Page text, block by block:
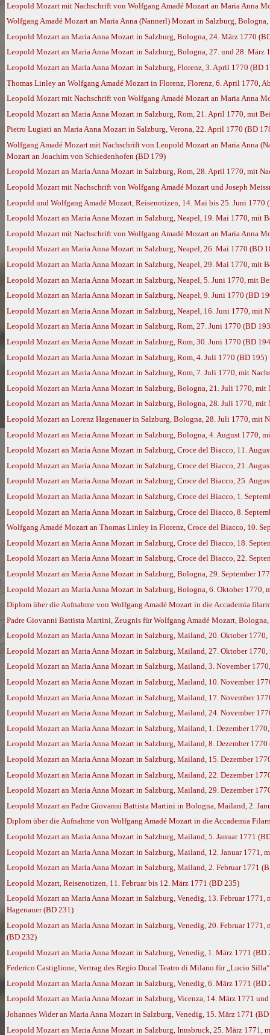
Leopold Mozart mit Nachschrift von Wolfgang Amadé Mozart an Maria Anna
Wolfgang Amadé Mozart an Maria Anna (Nannerl) Mozart in Salzburg,
Leopold Mozart an Maria Anna Mozart in Salzburg, Bologna, 24. März 1770
Leopold Mozart an Maria Anna Mozart in Salzburg, Bologna, 27. und 28. März
Leopold Mozart an Maria Anna Mozart in Salzburg, Florenz, 3. April 1770 (BD
Thomas Linley an Wolfgang Amadé Mozart in Florenz, Florenz, 6. April 1770,
Leopold Mozart mit Nachschrift von Wolfgang Amadé Mozart an Maria Anna
Leopold Mozart an Maria Anna Mozart in Salzburg, Rom, 21. April 1770, mit
Pietro Lugiati an Maria Anna Mozart in Salzburg, Verona, 22. April 1770 (BD
Wolfgang Amadé Mozart mit Nachschrift von Leopold Mozart an Maria Anna
Mozart an Joachim von Schiedenhofen (BD 179)
Leopold Mozart an Maria Anna Mozart in Salzburg, Rom, 28. April 1770, mit
Leopold Mozart mit Nachschrift von Wolfgang Amadé Mozart und Joseph
Leopold und Wolfgang Amadé Mozart, Reisenotizen, 14. Mai bis 25. Juni 1770
Leopold Mozart an Maria Anna Mozart in Salzburg, Neapel, 19. Mai 1770, mit
Leopold Mozart mit Nachschrift von Wolfgang Amadé Mozart an Maria Anna
Leopold Mozart an Maria Anna Mozart in Salzburg, Neapel, 26. Mai 1770 (BD
Leopold Mozart an Maria Anna Mozart in Salzburg, Neapel, 29. Mai 1770, mit
Leopold Mozart an Maria Anna Mozart in Salzburg, Neapel, 5. Juni 1770, mit
Leopold Mozart an Maria Anna Mozart in Salzburg, Neapel, 9. Juni 1770 (BD
Leopold Mozart an Maria Anna Mozart in Salzburg, Neapel, 16. Juni 1770, mit
Leopold Mozart an Maria Anna Mozart in Salzburg, Rom, 27. Juni 1770 (BD
Leopold Mozart an Maria Anna Mozart in Salzburg, Rom, 30. Juni 1770 (BD
Leopold Mozart an Maria Anna Mozart in Salzburg, Rom, 4. Juli 1770 (BD 195)
Leopold Mozart an Maria Anna Mozart in Salzburg, Rom, 7. Juli 1770, mit
Leopold Mozart an Maria Anna Mozart in Salzburg, Bologna, 21. Juli 1770,
Leopold Mozart an Maria Anna Mozart in Salzburg, Bologna, 28. Juli 1770,
Leopold Mozart an Lorenz Hagenauer in Salzburg, Bologna, 28. Juli 1770, mit
Leopold Mozart an Maria Anna Mozart in Salzburg, Bologna, 4. August 1770,
Leopold Mozart an Maria Anna Mozart in Salzburg, Croce del Biacco, 11.
Leopold Mozart an Maria Anna Mozart in Salzburg, Croce del Biacco, 21.
Leopold Mozart an Maria Anna Mozart in Salzburg, Croce del Biacco, 25.
Leopold Mozart an Maria Anna Mozart in Salzburg, Croce del Biacco, 1.
Leopold Mozart an Maria Anna Mozart in Salzburg, Croce del Biacco, 8.
Wolfgang Amadé Mozart an Thomas Linley in Florenz, Croce del Biacco, 10.
Leopold Mozart an Maria Anna Mozart in Salzburg, Croce del Biacco, 18.
Leopold Mozart an Maria Anna Mozart in Salzburg, Croce del Biacco, 22.
Leopold Mozart an Maria Anna Mozart in Salzburg, Bologna, 29. September
Leopold Mozart an Maria Anna Mozart in Salzburg, Bologna, 6. Oktober
Diplom über die Aufnahme von Wolfgang Amadé Mozart in die Accademia
Padre Giovanni Battista Martini, Zeugnis für Wolfgang Amadé Mozart,
Leopold Mozart an Maria Anna Mozart in Salzburg, Mailand, 20. Oktober
Leopold Mozart an Maria Anna Mozart in Salzburg, Mailand, 27. Oktober
Leopold Mozart an Maria Anna Mozart in Salzburg, Mailand, 3. November
Leopold Mozart an Maria Anna Mozart in Salzburg, Mailand, 10. November
Leopold Mozart an Maria Anna Mozart in Salzburg, Mailand, 17. November
Leopold Mozart an Maria Anna Mozart in Salzburg, Mailand, 24. November
Leopold Mozart an Maria Anna Mozart in Salzburg, Mailand, 1. Dezember
Leopold Mozart an Maria Anna Mozart in Salzburg, Mailand, 8. Dezember 1770
Leopold Mozart an Maria Anna Mozart in Salzburg, Mailand, 15. Dezember
Leopold Mozart an Maria Anna Mozart in Salzburg, Mailand, 22. Dezember
Leopold Mozart an Maria Anna Mozart in Salzburg, Mailand, 29. Dezember
Leopold Mozart an Padre Giovanni Battista Martini in Bologna, Mailand, 2.
Diplom über die Aufnahme von Wolfgang Amadé Mozart in die Accademia
Leopold Mozart an Maria Anna Mozart in Salzburg, Mailand, 5. Januar 1771
Leopold Mozart an Maria Anna Mozart in Salzburg, Mailand, 12. Januar 1771,
Leopold Mozart an Maria Anna Mozart in Salzburg, Mailand, 2. Februar 1771
Leopold Mozart, Reisenotizen, 11. Februar bis 12. März 1771 (BD 235)
Leopold Mozart an Maria Anna Mozart in Salzburg, Venedig, 13. Februar
Hagenauer (BD 231)
Leopold Mozart an Maria Anna Mozart in Salzburg, Venedig, 20. Februar
(BD 232)
Leopold Mozart an Maria Anna Mozart in Salzburg, Venedig, 1. März 1771 (BD
Federico Castiglione, Vertrag des Regio Ducal Teatro di Milano für „Lucio
Leopold Mozart an Maria Anna Mozart in Salzburg, Venedig, 6. März 1771 (BD
Leopold Mozart an Maria Anna Mozart in Salzburg, Vicenza, 14. März 1771
Johannes Wider an Maria Anna Mozart in Salzburg, Venedig, 15. März 1771
Leopold Mozart an Maria Anna Mozart in Salzburg, Innsbruck, 25. März 1771,